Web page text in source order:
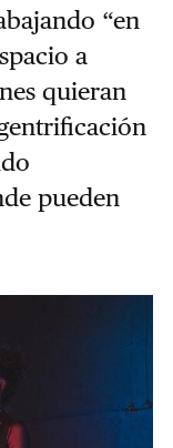
“en
a
quieran
pueden